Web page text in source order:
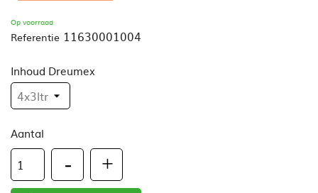
Op voorraad
Referentie 11630001004
Inhoud Dreumex
Aantal